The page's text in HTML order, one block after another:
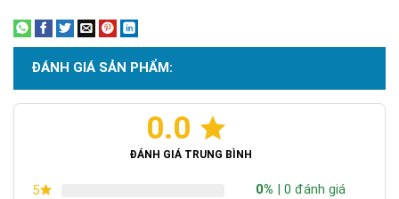
Chứng nhận ISO 9001:2015
ĐÁNH GIÁ SẢN PHẨM:
0.0
ĐÁNH GIÁ TRUNG BÌNH
5 0% | 0 đánh giá